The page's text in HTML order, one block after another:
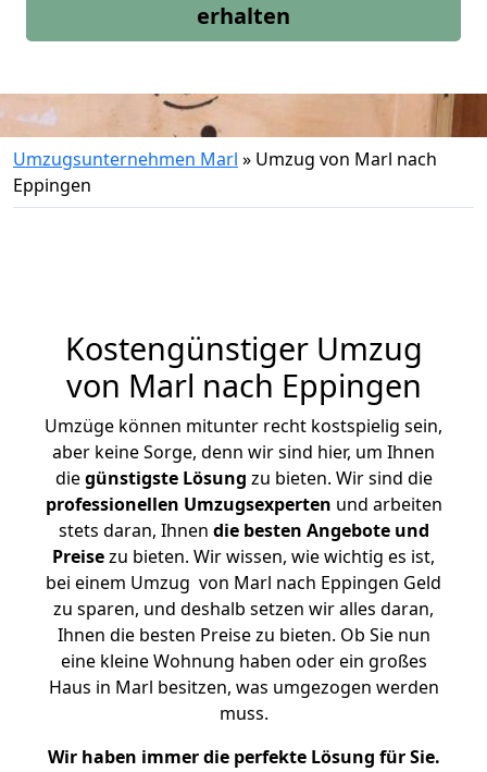
erhalten
Umzugsunternehmen Marl » Umzug von Marl nach
Eppingen
Kostengünstiger Umzug
von Marl nach Eppingen
Umzüge können mitunter recht kostspielig sein,
aber keine Sorge, denn wir sind hier, um Ihnen
diegünstigste Lösung zu bieten. Wir sind die
professionellen Umzugsexperten und arbeiten
stets daran, Ihnen die besten Angebote und
Preisezu bieten. Wir wissen, wie wichtig es ist,
bei einem Umzug von Marl nach Eppingen Geld
zu sparen, und deshalb setzen wir alles daran,
Ihnen die besten Preise zu bieten. Ob Sie nun
eine kleine Wohnung haben oder ein großes
Haus in Marl besitzen, was umgezogen werden
muss.
Wir haben immer die perfekte Lösung für Sie.